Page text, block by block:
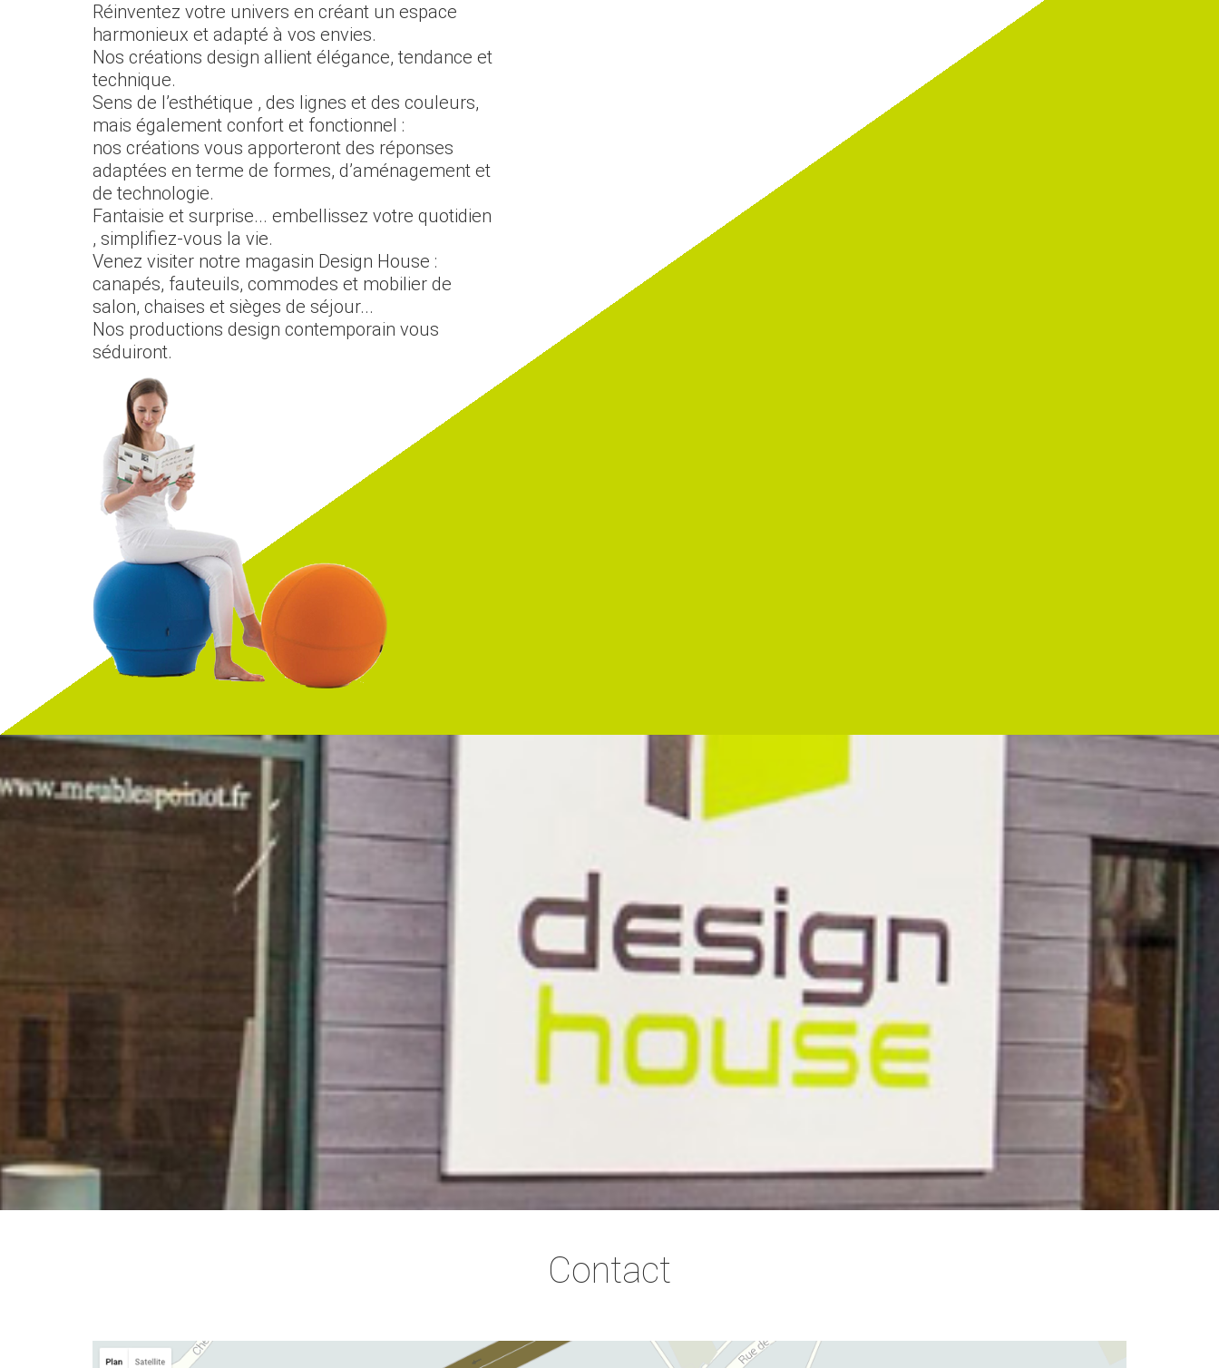
Réinventez votre univers en créant un espace
harmonieux et adapté à vos envies.
Nos créations design allient élégance, tendance et
technique.
Sens de l’esthétique , des lignes et des couleurs,
mais également confort et fonctionnel :
nos créations vous apporteront des réponses
adaptées en terme de formes, d’aménagement et
de technologie.
Fantaisie et surprise... embellissez votre quotidien
, simplifiez-vous la vie.
Venez visiter notre magasin Design House :
canapés, fauteuils, commodes et mobilier de
salon, chaises et sièges de séjour...
Nos productions design contemporain vous
séduiront.
Contact